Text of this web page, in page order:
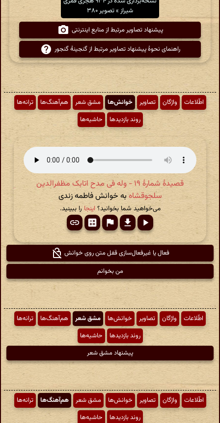
شیراز » تصویر ۳۸۰
پیشنهاد تصاویر مرتبط از منابع اینترنتی
راهنمای نحوهٔ پیشنهاد تصاویر مرتبط از گنجینهٔ گنجور
اطّلاعات واژگان تصاویر خوانش‌ها مشق شعر هم‌آهنگ‌ها
ترانه‌ها
روند بازدیدها
حاشیه‌ها
قصیدهٔ شمارهٔ ۱۹ - وله فی مدح اتابک مظفرالدین
سلجوقشاهبه خوانش فاطمه زندی
می‌خواهید شما بخوانید؟اینجا را ببینید.
فعال یا غیرفعال‌سازی قفل متن روی خوانش
من بخوانم
اطّلاعات واژگان تصاویر خوانش‌ها مشق شعر هم‌آهنگ‌ها
ترانه‌ها
روند بازدیدها
حاشیه‌ها
پیشنهاد مشق شعر
اطّلاعات واژگان تصاویر خوانش‌ها مشق شعر هم‌آهنگ‌ها
ترانه‌ها
روند بازدیدها
حاشیه‌ها